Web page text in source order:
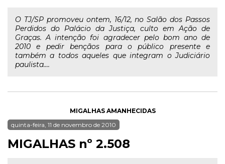
O TJ/SP promoveu ontem, 16/12, no Salão dos Passos
Perdidos do Palácio da Justiça, culto em Ação de
Graças. A intenção foi agradecer pelo bom ano de
2010 e pedir bençãos para o público presente e
também a todos aqueles que integram o Judiciário
paulista....
MIGALHAS AMANHECIDAS
quinta-feira, 11 de novembro de 2010
MIGALHAS nº 2.508